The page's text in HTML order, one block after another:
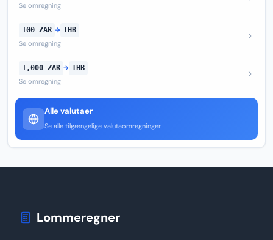
Se omregning
100 ZAR → THB
Se omregning
1,000 ZAR → THB
Se omregning
Alle valutaer
Se alle tilgængelige valutaomregninger
Lommeregner